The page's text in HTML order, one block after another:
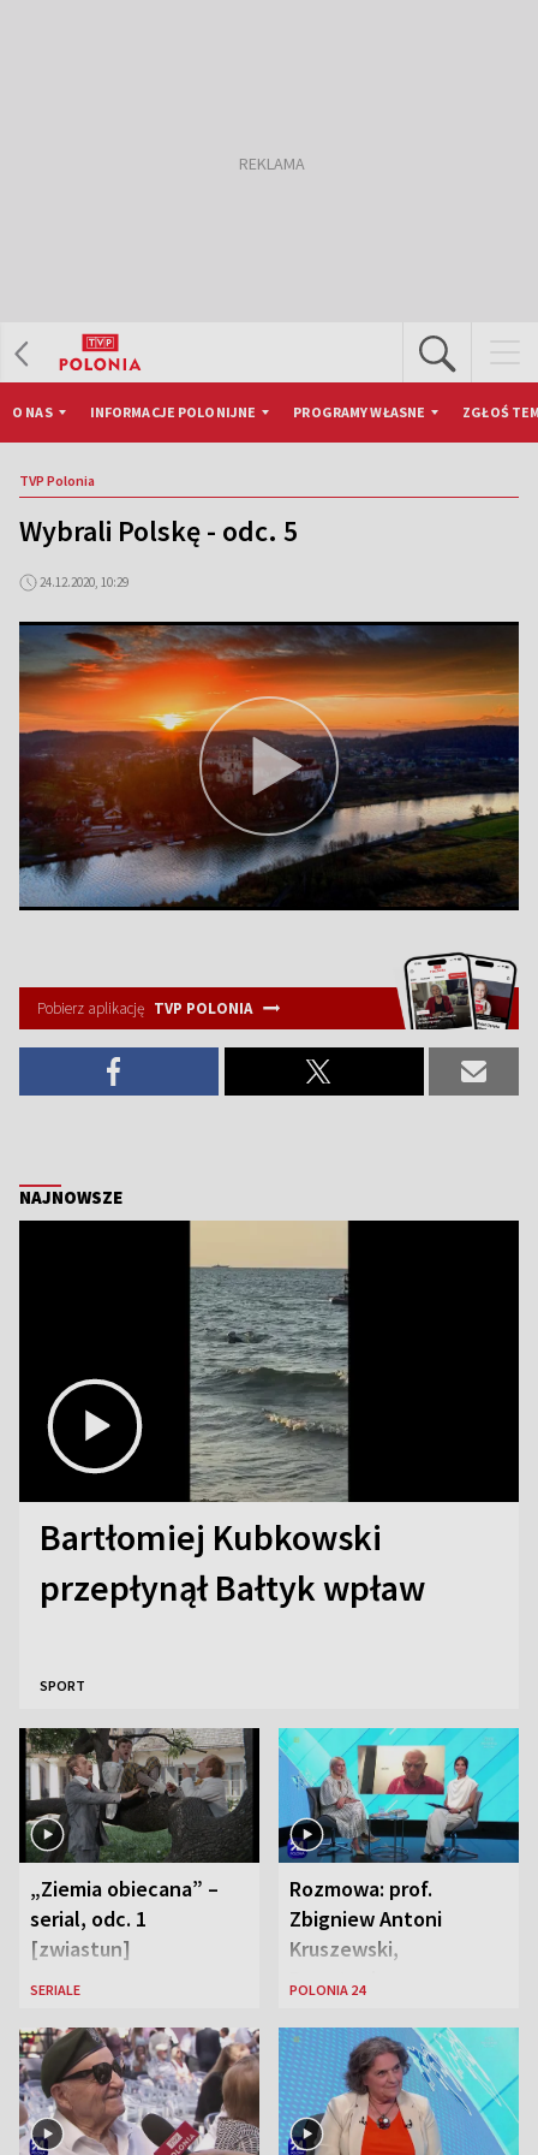
O NAS INFORMACJE POLONIJNE PROGRAMY WŁASNE ZGŁOŚ
TVP Polonia
Wybrali Polskę - odc. 5
24.12.2020, 10:29
Pobierz aplikację TVP POLONIA
NAJNOWSZE
Bartłomiej Kubkowski
przepłynął Bałtyk wpław
SPORT
„Ziemia obiecana” –
serial, odc. 1
[zwiastun]
SERIALE
Rozmowa: prof.
Zbigniew Antoni
Kruszewski,
Powstaniec
Zaryan, piosenkarka
POLONIA 24